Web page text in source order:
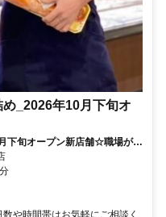
_2026年10月下旬オ
下旬オープン新店舗☆職場が綺
や時間帯はお気軽にご相談く